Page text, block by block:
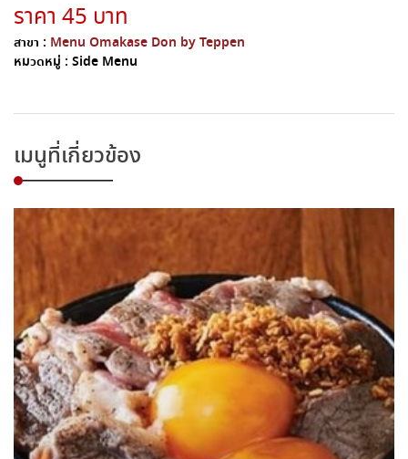
ราคา 45 บาท
สาขา : Menu Omakase Don by Teppen
หมวดหมู่ : Side Menu
เมนูที่เกี่ยวข้อง